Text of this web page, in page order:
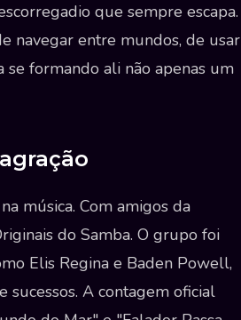
que sempre escapa.
navegar entre mundos, de usar
se formando ali não apenas um
música. Com amigos da
do Samba. O grupo foi
Elis Regina e Baden Powell,
sucessos. A contagem oficial